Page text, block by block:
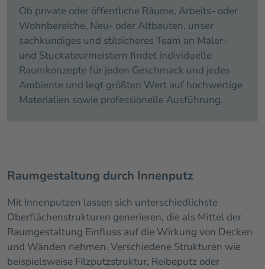
Ob private oder öffentliche Räume, Arbeits- oder
Wohnbereiche, Neu- oder Altbauten, unser
sachkundiges und stilsicheres Team an Maler-
und Stuckateurmeistern findet individuelle
Raumkonzepte für jeden Geschmack und jedes
Ambiente und legt größten Wert auf hochwertige
Materialien sowie professionelle Ausführung.
Raumgestaltung durch Innenputz
Mit Innenputzen lassen sich unterschiedlichste
Oberflächenstrukturen generieren, die als Mittel der
Raumgestaltung Einfluss auf die Wirkung von Decken
und Wänden nehmen. Verschiedene Strukturen wie
beispielsweise Filzputzstruktur, Reibeputz oder